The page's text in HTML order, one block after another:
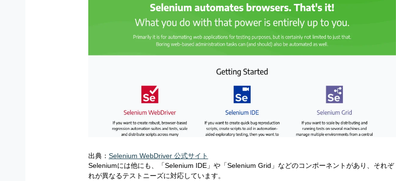
出典： Selenium WebDriver 公式サイト
Seleniumには他にも、「Selenium IDE」や「Selenium Grid」などのコンポーネントがあり、それぞ
れが異なるテストニーズに対応しています。